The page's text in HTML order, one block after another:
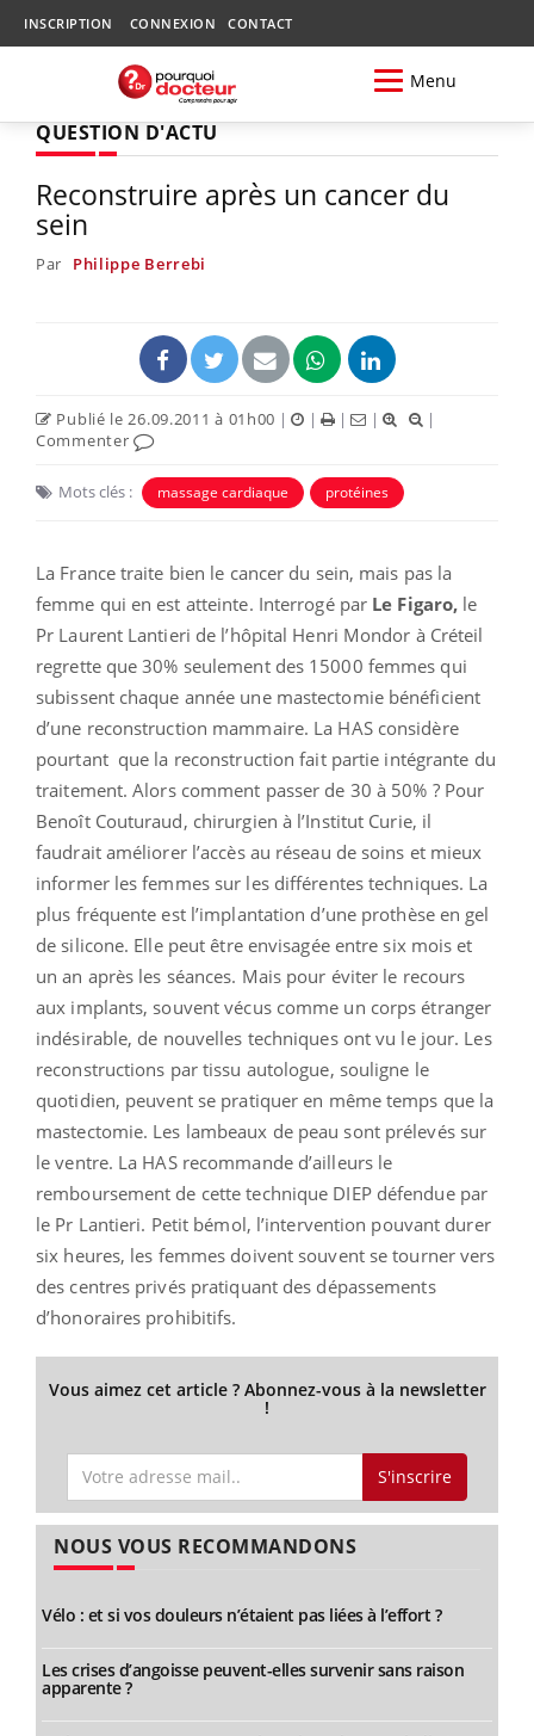
INSCRIPTION CONNEXION CONTACT
Menu
QUESTION D'ACTU
Reconstruire après un cancer du
sein
Par Philippe Berrebi
Publié le 26.09.2011 à 01h00 | | | |
|
Commenter
Mots clés : massage cardiaque protéines
La France traite bien le cancer du sein, mais pas la
femme qui en est atteinte. Interrogé par Le Figaro, le
Pr Laurent Lantieri de l’hôpital Henri Mondor à Créteil
regrette que 30% seulement des 15000 femmes qui
subissent chaque année une mastectomie bénéficient
d’une reconstruction mammaire. La HAS considère
pourtant que la reconstruction fait partie intégrante du
traitement. Alors comment passer de 30 à 50% ? Pour
Benoît Couturaud, chirurgien à l’Institut Curie, il
faudrait améliorer l’accès au réseau de soins et mieux
informer les femmes sur les différentes techniques. La
plus fréquente est l’implantation d’une prothèse en gel
de silicone. Elle peut être envisagée entre six mois et
un an après les séances. Mais pour éviter le recours
aux implants, souvent vécus comme un corps étranger
indésirable, de nouvelles techniques ont vu le jour. Les
reconstructions par tissu autologue, souligne le
quotidien, peuvent se pratiquer en même temps que la
mastectomie. Les lambeaux de peau sont prélevés sur
le ventre. La HAS recommande d’ailleurs le
remboursement de cette technique DIEP défendue par
le Pr Lantieri. Petit bémol, l’intervention pouvant durer
six heures, les femmes doivent souvent se tourner vers
des centres privés pratiquant des dépassements
d’honoraires prohibitifs.
Vous aimez cet article ? Abonnez-vous à la newsletter
!
S'inscrire
NOUS VOUS RECOMMANDONS
Vélo : et si vos douleurs n’étaient pas liées à l’effort ?
Les crises d’angoisse peuvent-elles survenir sans raison
apparente ?